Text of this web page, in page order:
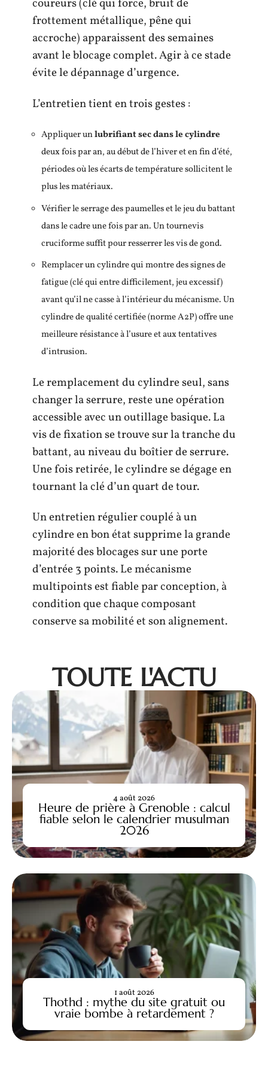
coureurs (clé qui force, bruit de
frottement métallique, pêne qui
accroche) apparaissent des semaines
avant le blocage complet. Agir à ce stade
évite le dépannage d’urgence.
L’entretien tient en trois gestes :
Appliquer unlubrifiant sec dans le cylindre
deux fois par an, au début de l’hiver et en fin d’été,
périodes où les écarts de température sollicitent le
plus les matériaux.
Vérifier le serrage des paumelles et le jeu du battant
dans le cadre une fois par an. Un tournevis
cruciforme suffit pour resserrer les vis de gond.
Remplacer un cylindre qui montre des signes de
fatigue (clé qui entre difficilement, jeu excessif)
avant qu’il ne casse à l’intérieur du mécanisme. Un
cylindre de qualité certifiée (norme A2P) offre une
meilleure résistance à l’usure et aux tentatives
d’intrusion.
Le remplacement du cylindre seul, sans
changer la serrure, reste une opération
accessible avec un outillage basique. La
vis de fixation se trouve sur la tranche du
battant, au niveau du boîtier de serrure.
Une fois retirée, le cylindre se dégage en
tournant la clé d’un quart de tour.
Un entretien régulier couplé à un
cylindre en bon état supprime la grande
majorité des blocages sur une porte
d’entrée 3 points. Le mécanisme
multipoints est fiable par conception, à
condition que chaque composant
conserve sa mobilité et son alignement.
TOUTE L'ACTU
Heure de prière à Grenoble : calcul
fiable selon le calendrier musulman
2026
4 août 2026
Thothd : mythe du site gratuit ou
vraie bombe à retardement ?
1 août 2026